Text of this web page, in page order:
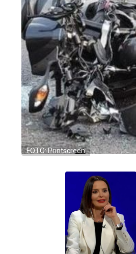
FOTO: Printscreen